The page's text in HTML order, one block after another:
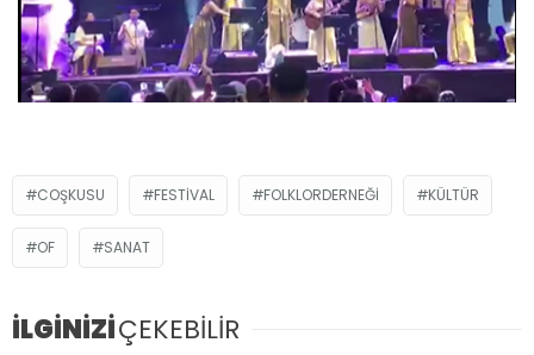
COŞKUSU FESTIVAL FOLKLORDERNEĞI KÜLTÜR
OF SANAT
İLGİNİZİÇEKEBİLİR